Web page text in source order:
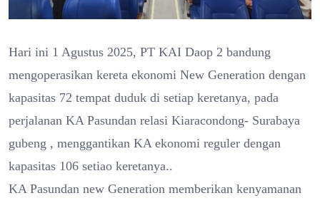
Hari ini 1 Agustus 2025, PT KAI Daop 2 bandung
mengoperasikan kereta ekonomi New Generation dengan
kapasitas 72 tempat duduk di setiap keretanya, pada
perjalanan KA Pasundan relasi Kiaracondong- Surabaya
gubeng , menggantikan KA ekonomi reguler dengan
kapasitas 106 setiao keretanya..
KA Pasundan new Generation memberikan kenyamanan